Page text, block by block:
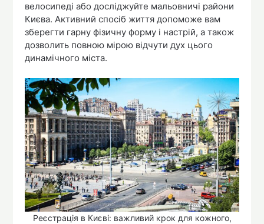
велосипеді або досліджуйте мальовничі райони
Києва. Активний спосіб життя допоможе вам
зберегти гарну фізичну форму і настрій, а також
дозволить повною мірою відчути дух цього
динамічного міста.
Реєстрація в Києві: важливий крок для кожного,